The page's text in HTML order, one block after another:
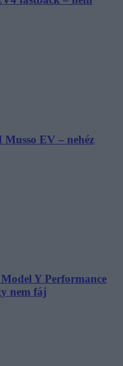
EV – nehéz
Y Performance
nem fáj